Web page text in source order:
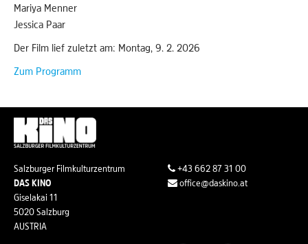
Mariya Menner
Jessica Paar
Der Film lief zuletzt am: Montag, 9. 2. 2026
Zum Programm
Salzburger Filmkulturzentrum
DAS KINO
Giselakai 11
5020 Salzburg
AUSTRIA
+43 662 87 31 00
office@daskino.at